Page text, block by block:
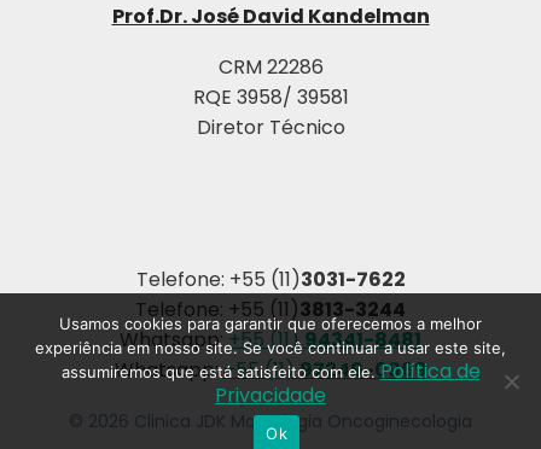
Prof.Dr. José David Kandelman
CRM 22286
RQE 3958/ 39581
Diretor Técnico
Telefone: +55 (11)3031-7622
Telefone: +55 (11)3813-3244
Whatsapp:+55 (11)94341-8481
Whatsapp:+55 (11)97249-0969
© 2026 Clinica JDK Mastologia Oncoginecologia
Usamos cookies para garantir que oferecemos a melhor
experiência em nosso site. Se você continuar a usar este site,
assumiremos que está satisfeito com ele.Política de
Privacidade
Ok